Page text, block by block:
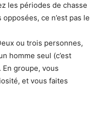
les périodes de chasse
ce n’est pas le
ou trois personnes,
homme seul (c’est
En groupe, vous
et vous faites